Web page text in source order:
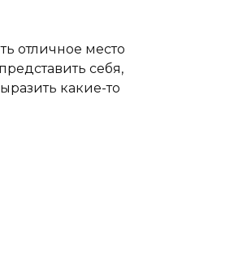
отличное место
себя,
какие-то